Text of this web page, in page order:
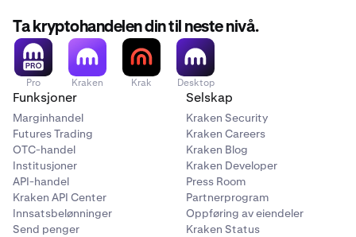
Ta kryptohandelen din til neste nivå.
Pro Kraken Krak Desktop
Funksjoner
Marginhandel
Futures Trading
OTC-handel
Institusjoner
API-handel
Kraken API Center
Innsatsbelønninger
Send penger
Selskap
Kraken Security
Kraken Careers
Kraken Blog
Kraken Developer
Press Room
Partnerprogram
Oppføring av eiendeler
Kraken Status